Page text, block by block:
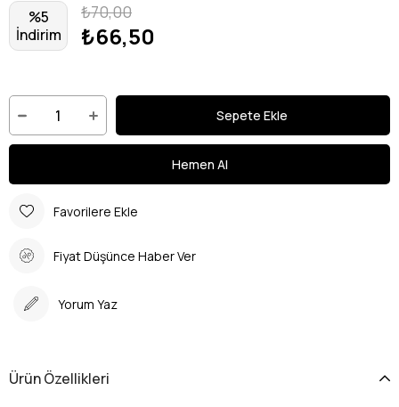
%5
İndirim
₺70,00
₺66,50
Favorilere Ekle
Fiyat Düşünce Haber Ver
Yorum Yaz
Ürün Özellikleri